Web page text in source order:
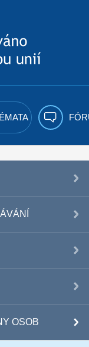
OSOB